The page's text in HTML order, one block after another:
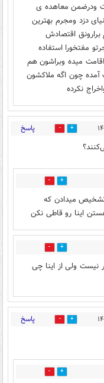
ودرضمن معاهده ی
دزد ومجرم بهترین
برارونق اقتصادش
مفتخورا استفاده
میده وبراشون هم
چون اگه ملاکشون
نکرده
39 پاسخ
3
میدادن که
اینا رو قاطی نکن
0
نیست ولی از اینا چی
42 پاسخ
3